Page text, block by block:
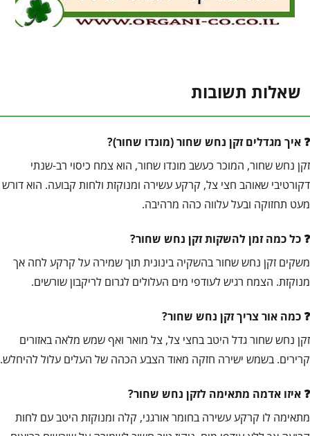
שאלות תשובות
איך מגדלים זקן נחש שחור (מונדו שחור)?
זקן נחש שחור, המוכר כעשב מונדו שחור, הוא צמח כיסוי רב-שנתי
דקורטיבי שאוהב חצי צל, קרקע עשירה ומנוקזת ולחות קבועה. הוא דורש
מעט תחזוקה ובעל עלווה כהה מרהיבה.
כל כמה זמן להשקות זקן נחש שחור?
משקים זקן נחש שחור בהשקיה בינונית תוך שמירה על קרקע לחה אך
מנוקזת. הצמח רגיש לעודפי מים העלולים לגרום לריקבון שורשים.
כמה אור צריך זקן נחש שחור?
זקן נחש שחור גדל היטב בחצי צל, צל מואר ואף שמש מלאה באזורים
קרירים. בשמש ישירה חזקה מאוד הצבע הכהה של העלים עלול להיחלש.
איזו אדמה מתאימה לזקן נחש שחור?
מתאימה לו קרקע עשירה בחומר אורגני, קלה ומנוקזת היטב עם לחות